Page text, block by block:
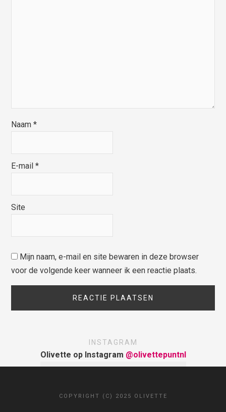
Naam*
E-mail*
Site
Mijn naam, e-mail en site bewaren in deze browser
voor de volgende keer wanneer ik een reactie plaats.
INSTAGRAM
Olivette op Instagram @olivettepuntnl
COPYRIGHT (C) 2025 OLIVETTE